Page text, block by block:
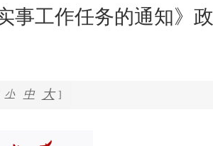
在线访谈
事工作任务的通知》政
小 中 大 ]